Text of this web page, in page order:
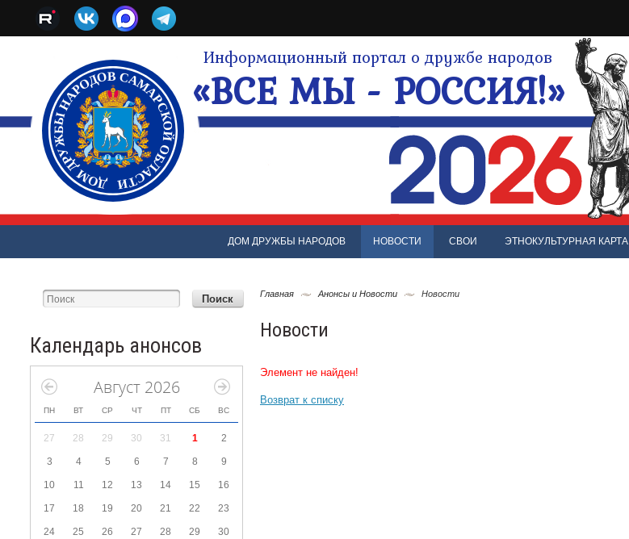
Информационный портал о дружбе народов
«ВСЕ МЫ - РОССИЯ!»
ДОМ ДРУЖБЫ НАРОДОВ НОВОСТИ СВОИ ЭТНОКУЛЬТУРНАЯ КАРТА
Календарь анонсов
Август 2026
ПН ВТ СР ЧТ ПТ СБ ВС
27 28 29 30 31 1 2
3 4 5 6 7 8 9
10 11 12 13 14 15 16
17 18 19 20 21 22 23
24 25 26 27 28 29 30
Главная Анонсы и Новости Новости
Новости
Элемент не найден!
Возврат к списку